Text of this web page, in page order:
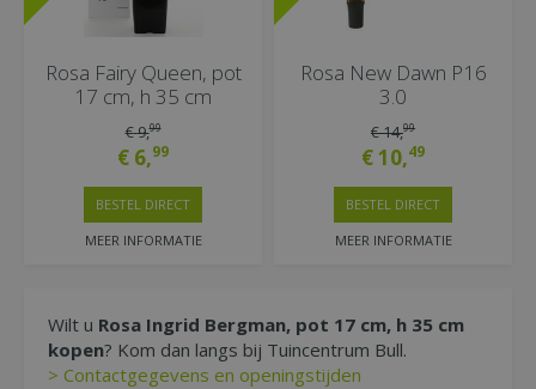
Rosa Fairy Queen, pot
17 cm, h 35 cm
€9,99
€ 6,99
MEER INFORMATIE
BESTEL DIRECT
Rosa New Dawn P16
3.0
€14,99
€10,49
MEER INFORMATIE
BESTEL DIRECT
Wilt u Rosa Ingrid Bergman, pot 17 cm, h 35 cm
kopen? Kom dan langs bij Tuincentrum Bull.
> Contactgegevens en openingstijden